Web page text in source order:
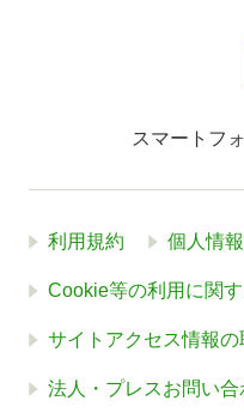
スマートフ
利用規約 個人情
Cookie等の利用に関
サイトアクセス情報の
法人・プレスお問い合